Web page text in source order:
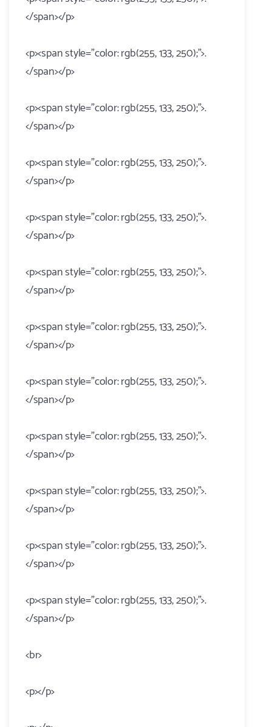
</span></p>
<p><span style="color: rgb(255, 133, 250);">.
</span></p>
<p><span style="color: rgb(255, 133, 250);">.
</span></p>
<p><span style="color: rgb(255, 133, 250);">.
</span></p>
<p><span style="color: rgb(255, 133, 250);">.
</span></p>
<p><span style="color: rgb(255, 133, 250);">.
</span></p>
<p><span style="color: rgb(255, 133, 250);">.
</span></p>
<p><span style="color: rgb(255, 133, 250);">.
</span></p>
<p><span style="color: rgb(255, 133, 250);">.
</span></p>
<p><span style="color: rgb(255, 133, 250);">.
</span></p>
<p><span style="color: rgb(255, 133, 250);">.
</span></p>
<p><span style="color: rgb(255, 133, 250);">.
</span></p>
<br>
<p></p>